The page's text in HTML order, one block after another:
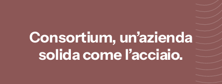
Consortium, un’azienda
solida come l’acciaio.